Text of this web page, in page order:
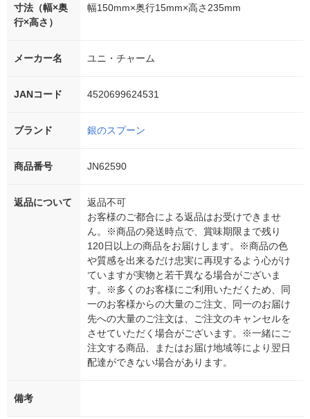
寸法（幅×奥
行×高さ）
幅150mm×奥行15mm×高さ235mm
メーカー名 ユニ・チャーム
JANコード 4520699624531
ブランド 銀のスプーン
商品番号 JN62590
返品について
返品不可
お客様のご都合による返品はお受けできませ
ん。※商品の発送時点で、賞味期限まで残り
120日以上の商品をお届けします。※商品の色
や質感を出来るだけ忠実に再現するよう心がけ
ていますが実物と若干異なる場合がございま
す。※多くのお客様にご利用いただくため、同
一のお客様からの大量のご注文、同一のお届け
先への大量のご注文は、ご注文のキャンセルを
させていただく場合がございます。※一緒にご
注文する商品、またはお届け地域等により翌日
配達ができない場合があります。
備考